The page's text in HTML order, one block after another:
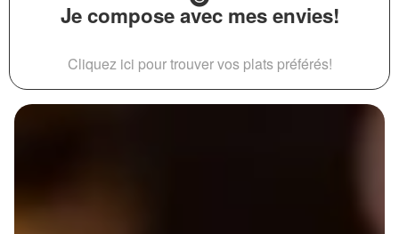
Je compose avec mes envies!
Cliquez ici pour trouver vos plats préférés!